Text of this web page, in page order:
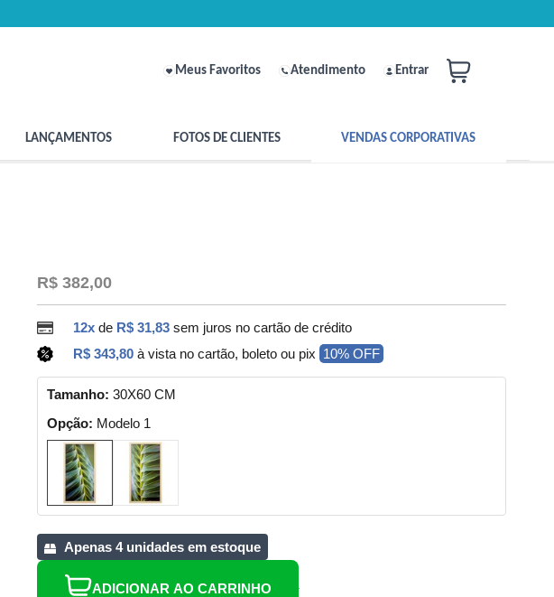
Meus Favoritos Atendimento Entrar
LANÇAMENTOS FOTOS DE CLIENTES VENDAS CORPORATIVAS
R$ 382,00
12x de R$ 31,83 sem juros no cartão de crédito
R$ 343,80à vista no cartão, boleto ou pix 10% OFF
Tamanho:30X60 CM
Opção: Modelo 1
Apenas 4 unidades em estoque
ADICIONAR AO CARRINHO